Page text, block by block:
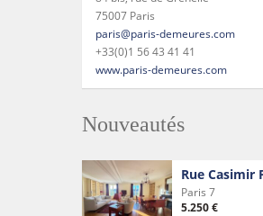
75007 Paris
paris@paris-demeures.com
+33(0)1 56 43 41 41
www.paris-demeures.com
Nouveautés
Rue Casimir
Paris 7
5.250 €